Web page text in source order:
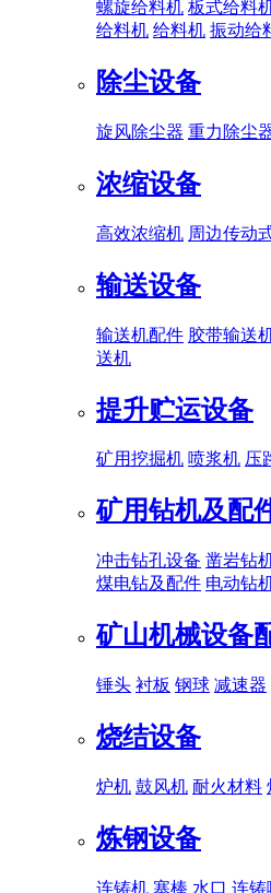
螺旋给料机 板式给料
给料机 给料机 振动给
除尘设备
旋风除尘器 重力除尘
浓缩设备
高效浓缩机 周边传动
输送设备
输送机配件 胶带输送
送机
提升贮运设备
矿用挖掘机 喷浆机 压
矿用钻机及配
冲击钻孔设备 凿岩钻
煤电钻及配件 电动钻
矿山机械设备
锤头 衬板 钢球 减速器
烧结设备
炉机 鼓风机 耐火材料
炼钢设备
连铸机 塞棒 水口 连铸